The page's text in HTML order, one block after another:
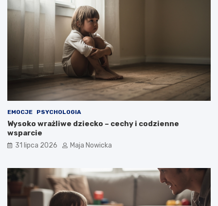
EMOCJE PSYCHOLOGIA
Wysoko wrażliwe dziecko – cechy i codzienne
wsparcie
31 lipca 2026 Maja Nowicka